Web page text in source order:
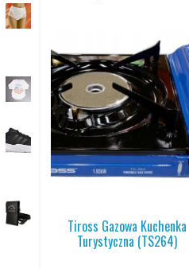
Tiross Gazowa Kuchenka
Turystyczna (TS264)